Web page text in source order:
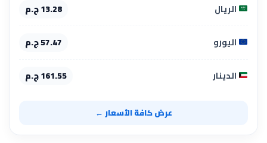
الريال 13.28 ج.م
اليورو 57.47 ج.م
الدينار 161.55 ج.م
عرض كافة الأسعار ←